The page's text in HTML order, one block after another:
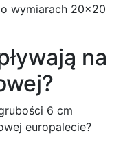
wymiarach 20×20
na